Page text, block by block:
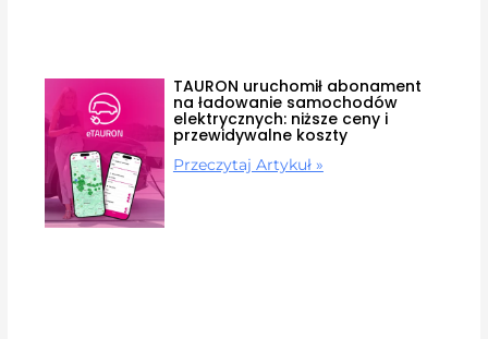
TAURON uruchomił abonament
na ładowanie samochodów
elektrycznych: niższe ceny i
przewidywalne koszty
Przeczytaj Artykuł »